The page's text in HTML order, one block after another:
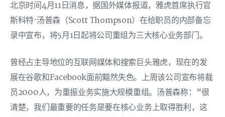
北京时间4月11日消息，据国外媒体报道，雅虎首席执行官
斯科特·汤普森（Scott Thompson）在给职员的内部备忘
录中宣布，将5月1日起将公司重组为三大核心业务部门。
曾经占主导地位的互联网媒体和搜索巨头雅虎，现在的发
展在谷歌和Facebook面前黯然失色。上周该公司宣布将裁
员2000人，为重振业务实施大规模重组。汤普森称：“很
清楚，我们最重要的任务是要在核心业务上取得胜利，这